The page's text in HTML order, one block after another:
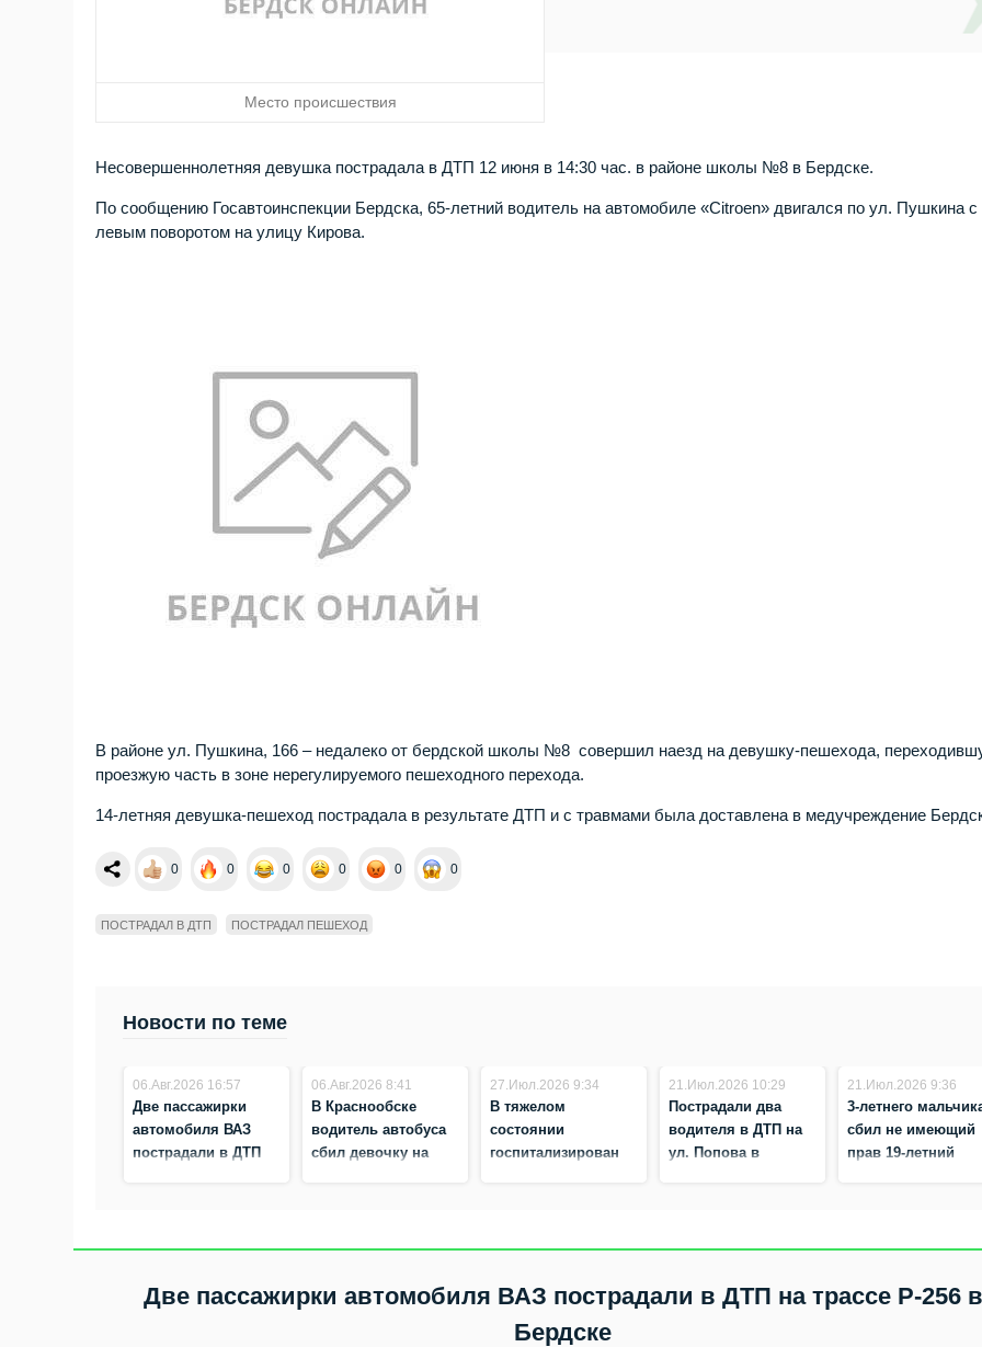
Место происшествия
Несовершеннолетняя девушка пострадала в ДТП 12 июня в 14:30 час. в районе школы №8 в Бердске.
По сообщению Госавтоинспекции Бердска, 65-летний водитель на автомобиле «Citroen» двигался по ул. Пушкина с
левым поворотом на улицу Кирова.
В районе ул. Пушкина, 166 – недалеко от бердской школы №8 совершил наезд на девушку-пешехода,
проезжую часть в зоне нерегулируемого пешеходного перехода.
14-летняя девушка-пешеход пострадала в результате ДТП и с травмами была доставлена в медучреждение
0 0 0 0 0 0
ПОСТРАДАЛ В ДТП ПОСТРАДАЛ ПЕШЕХОД
Новости по теме
06.Авг.2026 16:57
Две пассажирки
автомобиля ВАЗ
пострадали в ДТП
06.Авг.2026 8:41
В Краснообске
водитель автобуса
сбил девочку на
27.Июл.2026 9:34
В тяжелом
состоянии
госпитализирован
21.Июл.2026 10:29
Пострадали два
водителя в ДТП на
ул. Попова в
21.Июл.2026 9:36
3-летнего
сбил не имеющий
прав 19-летний
Две пассажирки автомобиля ВАЗ пострадали в ДТП на трассе Р-256 в
Бердске